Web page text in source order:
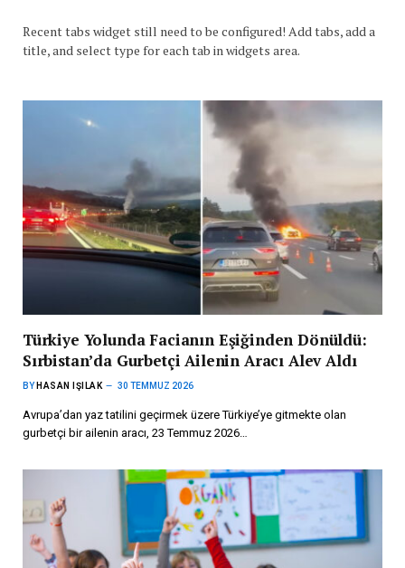
Recent tabs widget still need to be configured! Add tabs, add a
title, and select type for each tab in widgets area.
Türkiye Yolunda Facianın Eşiğinden Dönüldü:
Sırbistan’da Gurbetçi Ailenin Aracı Alev Aldı
BY HASAN IŞILAK 30 TEMMUZ 2026
Avrupa’dan yaz tatilini geçirmek üzere Türkiye’ye gitmekte olan
gurbetçi bir ailenin aracı, 23 Temmuz 2026…